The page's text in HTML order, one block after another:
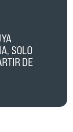
SOLO
DE